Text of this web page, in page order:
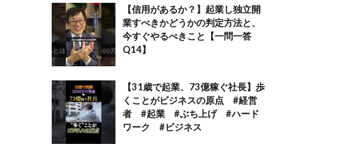
【信用があるか？】起業し独立開
業すべきかどうかの判定方法と、
今すぐやるべきこと【一問一答
Q14】
【31歳で起業、73億稼ぐ社長】歩
くことがビジネスの原点 #経営
者 #起業 #ぶち上げ #ハード
ワーク #ビジネス